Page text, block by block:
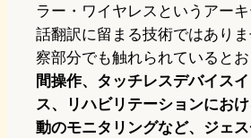
ラー・ワイヤレスというアー
話翻訳に留まる技術ではあり
察部分でも触れられているとお
間操作、タッチレスデバイス
ス、リハビリテーションにお
動のモニタリングなど、ジェ